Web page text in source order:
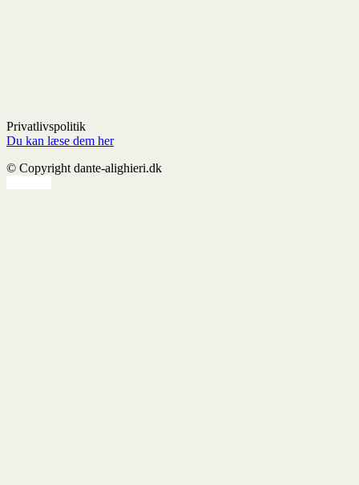
Privatlivspolitik
Du kan læse dem her
© Copyright dante-alighieri.dk